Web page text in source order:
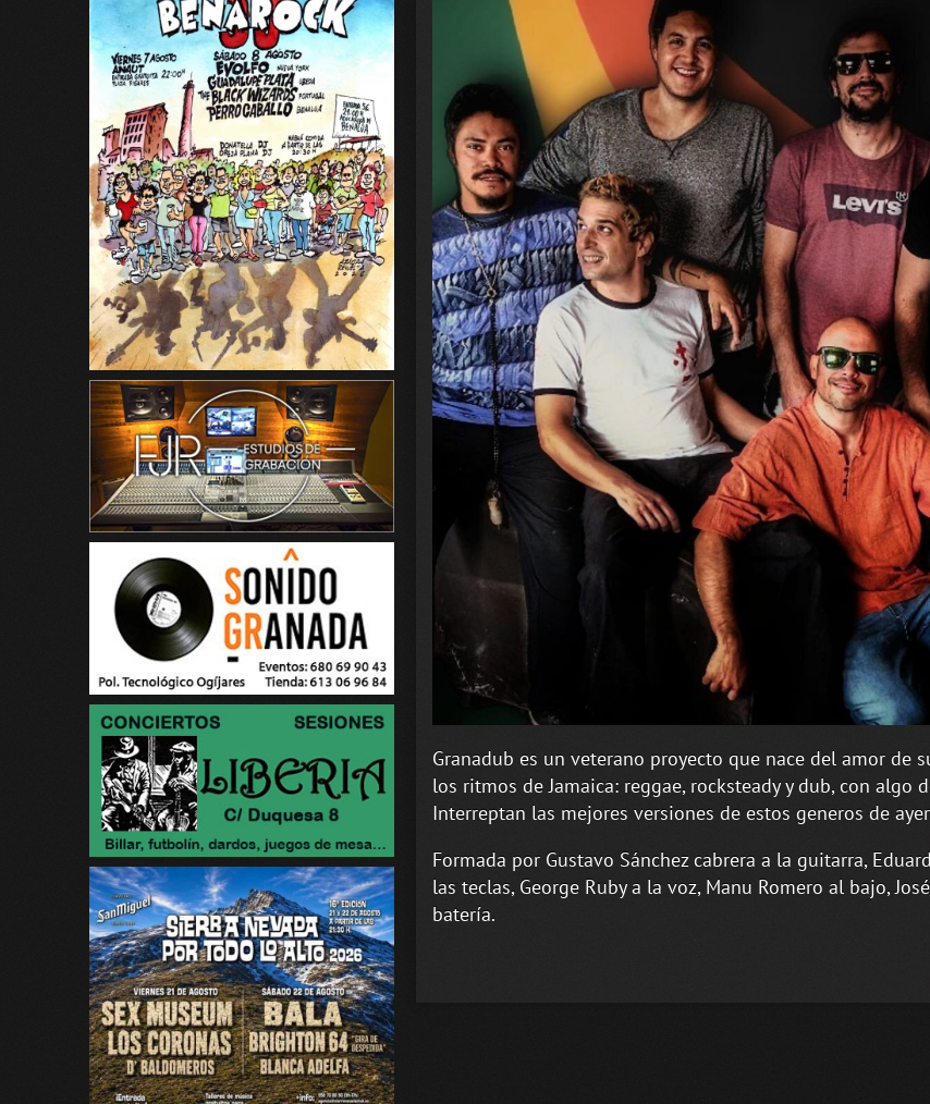
Granadub es un veterano proyecto que nace del amor de
los ritmos de Jamaica: reggae, rocksteady y dub, con algo
Interreptan las mejores versiones de estos generos de
Formada por Gustavo Sánchez cabrera a la guitarra,
las teclas, George Ruby a la voz, Manu Romero al bajo,
batería.